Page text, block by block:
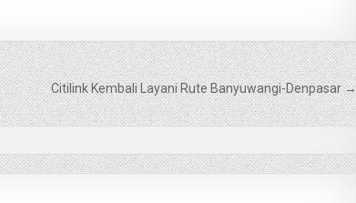
Citilink Kembali Layani Rute Banyuwangi-Denpasar →